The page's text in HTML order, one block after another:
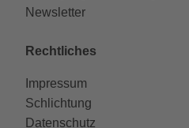
Newsletter
Rechtliches
Impressum
Schlichtung
Datenschutz